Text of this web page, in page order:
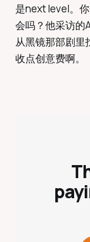
是next level。
会吗？他采访的
从黑镜那部剧里
收点创意费啊。